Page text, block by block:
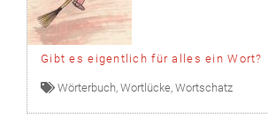
Gibt es eigentlich für alles ein Wort?
Wörterbuch, Wortlücke, Wortschatz